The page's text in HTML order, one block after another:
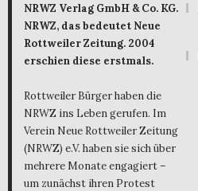
NRWZ Verlag GmbH & Co. KG.
NRWZ, das bedeutet Neue
Rottweiler Zeitung. 2004
erschien diese erstmals.
Rottweiler Bürger haben die
NRWZ ins Leben gerufen. Im
Verein Neue Rottweiler Zeitung
(NRWZ) e.V. haben sie sich über
mehrere Monate engagiert –
um zunächst ihren Protest